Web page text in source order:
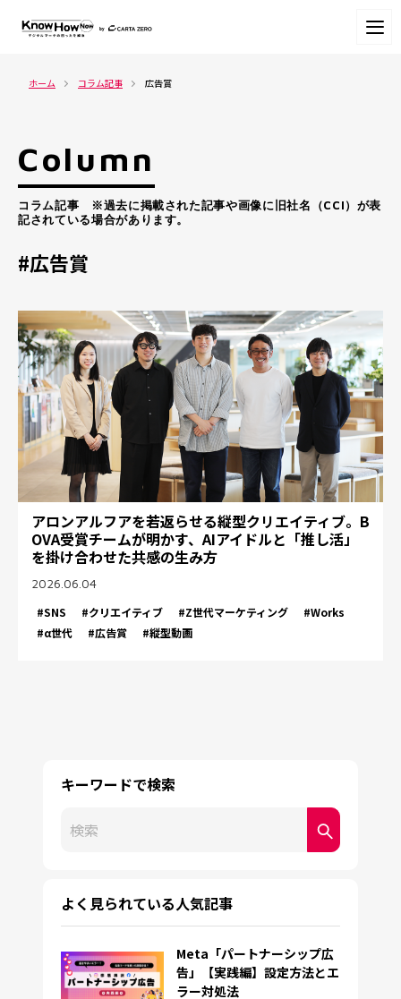
ホーム コラム記事 広告賞
Column
コラム記事 ※過去に掲載された記事や画像に旧社名（CCI）が表
記されている場合があります。
#広告賞
アロンアルフアを若返らせる縦型クリエイティブ。B
OVA受賞チームが明かす、AIアイドルと「推し活」
を掛け合わせた共感の生み方
2026.06.04
#SNS
#クリエイティブ #Z世代マーケティング
#Works
#α世代
#広告賞 #縦型動画
キーワードで検索
これは、自動候補機能付きの検索フィールドです。
よく見られている人気記事
Meta「パートナーシップ広
告」【実践編】設定方法とエ
ラー対処法